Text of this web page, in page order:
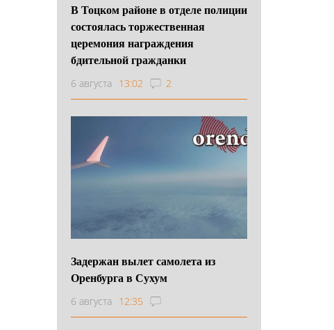
В Тоцком районе в отделе полиции
состоялась торжественная
церемония награждения
бдительной гражданки
6 августа 13:02 2
Задержан вылет самолета из
Оренбурга в Сухум
6 августа 12:35